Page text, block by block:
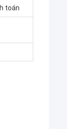
toán